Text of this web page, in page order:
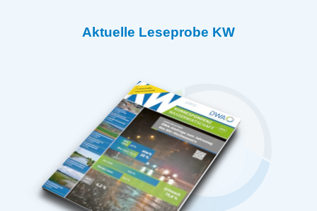
Aktuelle Leseprobe KW